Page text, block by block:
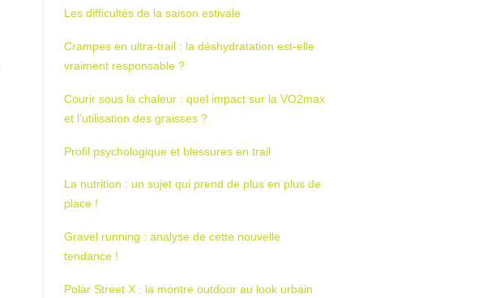
Les difficultés de la saison estivale
Crampes en ultra-trail : la déshydratation est-elle
vraiment responsable ?
Courir sous la chaleur : quel impact sur la VO2max
et l’utilisation des graisses ?
Profil psychologique et blessures en trail
La nutrition : un sujet qui prend de plus en plus de
place !
Gravel running : analyse de cette nouvelle
tendance !
Polar Street X : la montre outdoor au look urbain